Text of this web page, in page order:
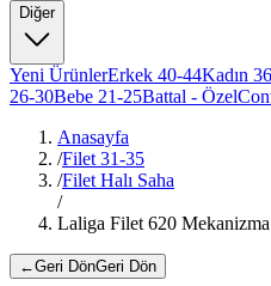
Diğer
Yeni ÜrünlerErkek 40-44Kadın
26-30Bebe 21-25Battal - Özel
Anasayfa
/Filet 31-35
/Filet Halı Saha
/
Laliga Filet 620
←Geri DönGeri Dön